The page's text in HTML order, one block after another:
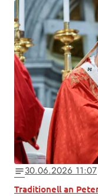
notes30.06.2026 11:07
Traditionell an